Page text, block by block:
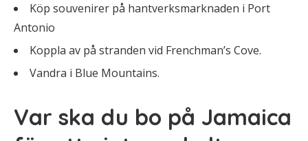
Köp souvenirer på hantverksmarknaden i Port
Antonio
Koppla av på stranden vid Frenchman’s Cove.
Vandra i Blue Mountains.
Var ska du bo på Jamaica